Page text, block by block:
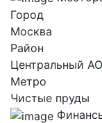
Город
Москва
Район
Центральный AO
Метро
Чистые пруды